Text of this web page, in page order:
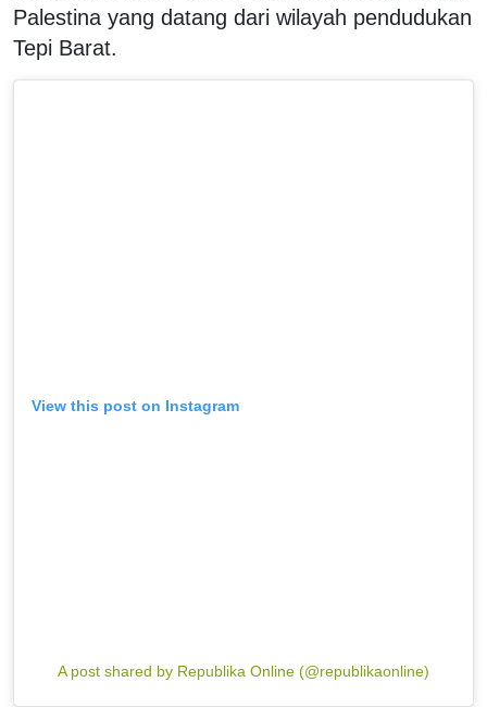
Palestina yang datang dari wilayah pendudukan
Tepi Barat.
View this post on Instagram
A post shared by Republika Online (@republikaonline)